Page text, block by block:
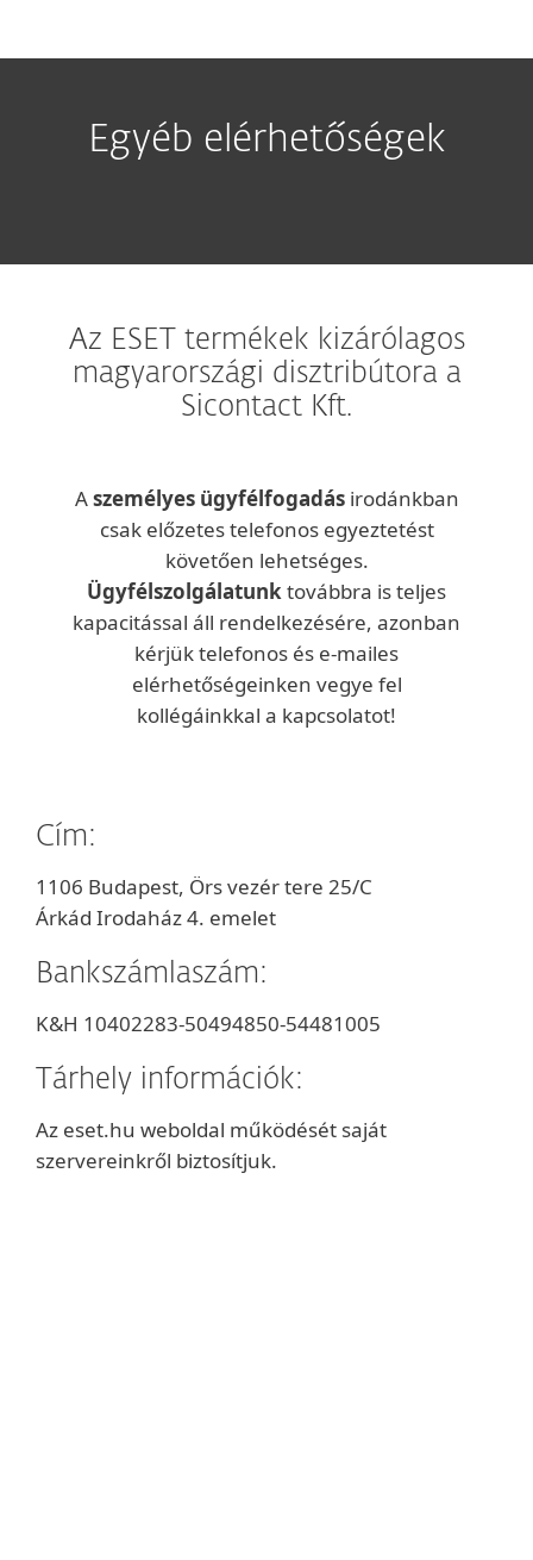
Egyéb elérhetőségek
Az ESET termékek kizárólagos
magyarországi disztribútora a
Sicontact Kft.
Aszemélyes ügyfélfogadásirodánkban
csak előzetes telefonos egyeztetést
követően lehetséges.
Ügyfélszolgálatunktovábbra is teljes
kapacitással áll rendelkezésére, azonban
kérjük telefonos és e-mailes
elérhetőségeinken vegye fel
kollégáinkkal a kapcsolatot!
Cím:
1106 Budapest, Örs vezér tere 25/C
Árkád Irodaház 4. emelet
Bankszámlaszám:
K&H 10402283-50494850-54481005
Tárhely információk:
Az eset.hu weboldal működését saját
szervereinkről biztosítjuk.